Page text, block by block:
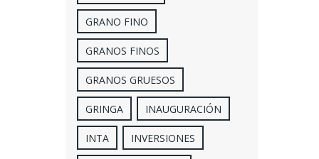
GRANO FINO
GRANOS FINOS
GRANOS GRUESOS
GRINGA INAUGURACIÓN
INTA INVERSIONES